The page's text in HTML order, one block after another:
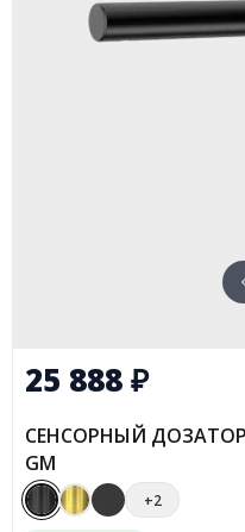
25 888₽
СЕНСОРНЫЙ ДОЗАТОР
GM
+2